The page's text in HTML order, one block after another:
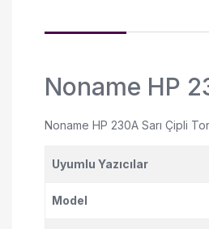
Noname HP
Noname HP 230A Sarı Çipli
Uyumlu Yazıcılar
Model